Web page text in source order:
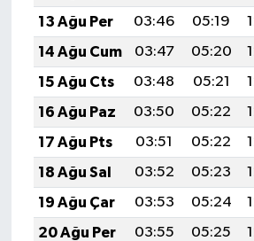
13 Ağu Per
03:46 05:19
14 Ağu Cum
03:47 05:20
15 Ağu Cts
03:48 05:21
16 Ağu Paz
03:50 05:22
17 Ağu Pts
03:51 05:22
18 Ağu Sal
03:52 05:23
19 Ağu Çar
03:53 05:24
20 Ağu Per
03:55 05:25